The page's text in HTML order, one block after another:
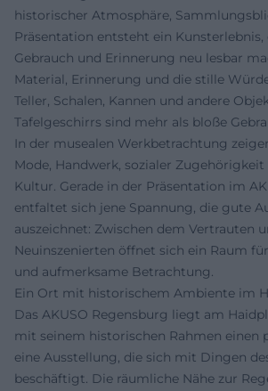
historischer Atmosphäre,
Präsentation entsteht ein Kunsterlebnis,
Gebrauch und Erinnerung neu lesbar
Material, Erinnerung und die stille
Teller, Schalen, Kannen und andere
Tafelgeschirrs sind mehr als bloße
In der musealen Werkbetrachtung
Mode, Handwerk, sozialer
Kultur. Gerade in der Präsentation im
entfaltet sich jene Spannung, die gute
auszeichnet: Zwischen dem Vertrauten
Neuinszenierten öffnet sich ein Raum
und aufmerksame Betrachtung.
Ein Ort mit historischem Ambiente im
Das AKUSO Regensburg liegt am
mit seinem historischen Rahmen einen
eine Ausstellung, die sich mit Dingen
beschäftigt. Die räumliche Nähe zur